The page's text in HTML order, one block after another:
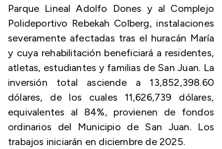
Parque Lineal Adolfo Dones y al Complejo
Polideportivo Rebekah Colberg, instalaciones
severamente afectadas tras el huracán María
y cuya rehabilitación beneficiará a residentes,
atletas, estudiantes y familias de San Juan. La
inversión total asciende a 13,852,398.60
dólares, de los cuales 11,626,739 dólares,
equivalentes al 84%, provienen de fondos
ordinarios del Municipio de San Juan. Los
trabajos iniciarán en diciembre de 2025.